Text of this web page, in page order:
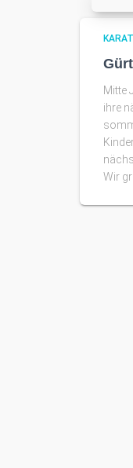
Mitte
ihre
Wir